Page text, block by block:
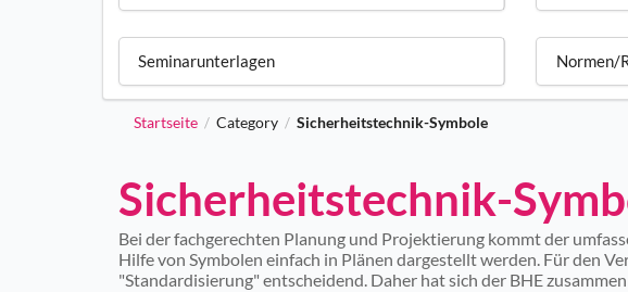
Seminarunterlagen Normen/
Startseite / Category / Sicherheitstechnik-Symbole
Sicherheitstechnik-
Bei der fachgerechten Planung und Projektierung kommt der
Hilfe von Symbolen einfach in Plänen dargestellt werden. Für den
"Standardisierung" entscheidend. Daher hat sich der BHE